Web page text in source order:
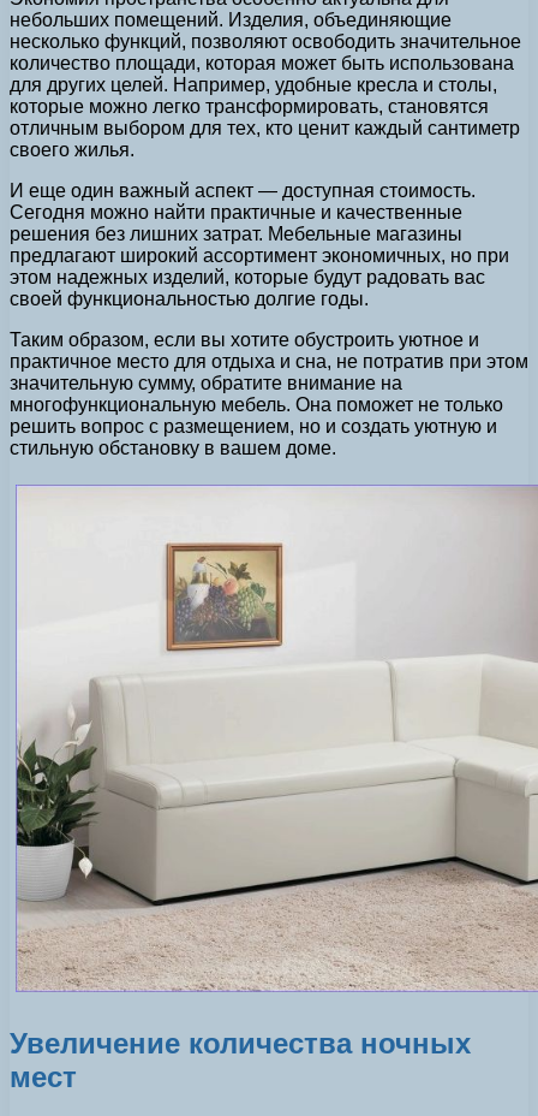
небольших помещений. Изделия, объединяющие
несколько функций, позволяют освободить значительное
количество площади, которая может быть использована
для других целей. Например, удобные кресла и столы,
которые можно легко трансформировать, становятся
отличным выбором для тех, кто ценит каждый сантиметр
своего жилья.
И еще один важный аспект — доступная стоимость.
Сегодня можно найти практичные и качественные
решения без лишних затрат. Мебельные магазины
предлагают широкий ассортимент экономичных, но при
этом надежных изделий, которые будут радовать вас
своей функциональностью долгие годы.
Таким образом, если вы хотите обустроить уютное и
практичное место для отдыха и сна, не потратив при этом
значительную сумму, обратите внимание на
многофункциональную мебель. Она поможет не только
решить вопрос с размещением, но и создать уютную и
стильную обстановку в вашем доме.
Увеличение количества ночных
мест